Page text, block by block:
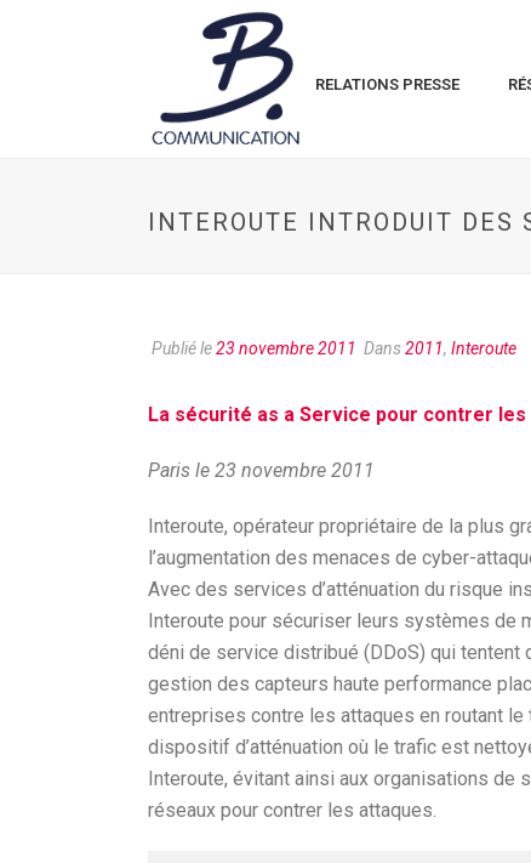
RELATIONS PRESSE
INTEROUTE INTRODUIT DES
Publié le23 novembre 2011 Dans2011, Interoute
La sécurité as a Service pour contrer
Paris le 23 novembre 2011
Interoute, opérateur propriétaire de la plus
l’augmentation des menaces de cyber-
Avec des services d’atténuation du risque
Interoute pour sécuriser leurs systèmes de
déni de service distribué (DDoS) qui
gestion des capteurs haute performance
entreprises contre les attaques en routant
dispositif d’atténuation où le trafic est
Interoute, évitant ainsi aux organisations
réseaux pour contrer les attaques.